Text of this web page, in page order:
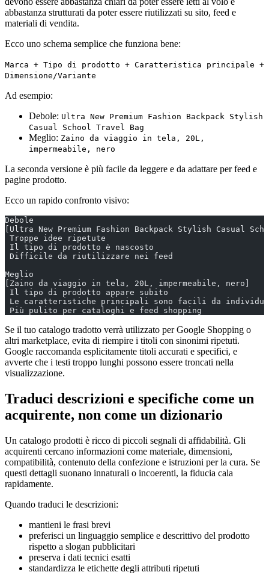
abbastanza strutturati da poter essere riutilizzati su sito, feed e
materiali di vendita.
Ecco uno schema semplice che funziona bene:
Marca + Tipo di prodotto + Caratteristica principale +
Dimensione/Variante
Ad esempio:
Debole: Ultra New Premium Fashion Backpack Stylish
Casual School Travel Bag
Meglio: Zaino da viaggio in tela, 20L,
impermeabile, nero
La seconda versione è più facile da leggere e da adattare per feed e
pagine prodotto.
Ecco un rapido confronto visivo:
Debole
[Ultra New Premium Fashion Backpack Stylish Casual
Troppe idee ripetute
Il tipo di prodotto è nascosto
Difficile da riutilizzare nei feed
Meglio
[Zaino da viaggio in tela, 20L, impermeabile, nero]
Il tipo di prodotto appare subito
Le caratteristiche principali sono facili da
Più pulito per cataloghi e feed shopping
Se il tuo catalogo tradotto verrà utilizzato per Google Shopping o
altri marketplace, evita di riempire i titoli con sinonimi ripetuti.
Google raccomanda esplicitamente titoli accurati e specifici, e
avverte che i testi troppo lunghi possono essere troncati nella
visualizzazione.
Traduci descrizioni e specifiche come un
acquirente, non come un dizionario
Un catalogo prodotti è ricco di piccoli segnali di affidabilità. Gli
acquirenti cercano informazioni come materiale, dimensioni,
compatibilità, contenuto della confezione e istruzioni per la cura. Se
questi dettagli suonano innaturali o incoerenti, la fiducia cala
rapidamente.
Quando traduci le descrizioni:
mantieni le frasi brevi
preferisci un linguaggio semplice e descrittivo del prodotto
rispetto a slogan pubblicitari
preserva i dati tecnici esatti
standardizza le etichette degli attributi ripetuti